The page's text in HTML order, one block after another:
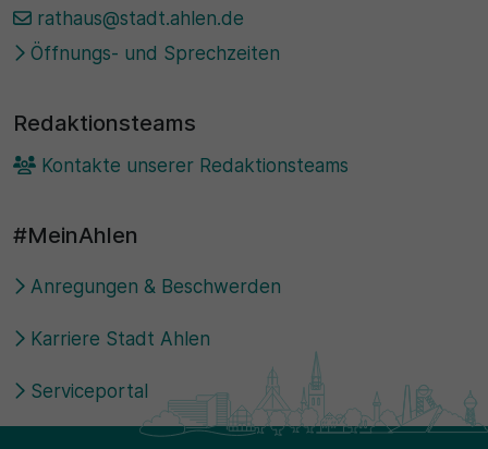
rathaus@stadt.ahlen.de
Öffnungs- und Sprechzeiten
Redaktionsteams
Kontakte unserer Redaktionsteams
#MeinAhlen
Anregungen & Beschwerden
Karriere Stadt Ahlen
Serviceportal